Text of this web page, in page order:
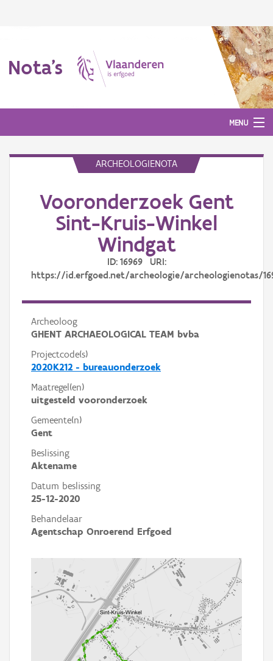
Nota's
MENU
Aanmelden
ARCHEOLOGIENOTA
Vooronderzoek Gent
Sint-Kruis-Winkel
Windgat
ID: 16969 URI:
https://id.erfgoed.net/archeologie/archeologienotas/
Archeoloog
GHENT ARCHAEOLOGICAL TEAM bvba
Projectcode(s)
2020K212 - bureauonderzoek
Maatregel(en)
uitgesteld vooronderzoek
Gemeente(n)
Gent
Beslissing
Aktename
Datum beslissing
25-12-2020
Behandelaar
Agentschap Onroerend Erfgoed